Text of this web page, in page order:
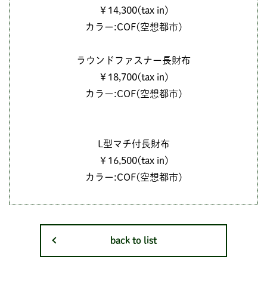
￥14,300(tax in)
カラー:COF(空想都市)
ラウンドファスナー長財布
￥18,700(tax in)
カラー:COF(空想都市)
L型マチ付長財布
￥16,500(tax in)
カラー:COF(空想都市)
back to list